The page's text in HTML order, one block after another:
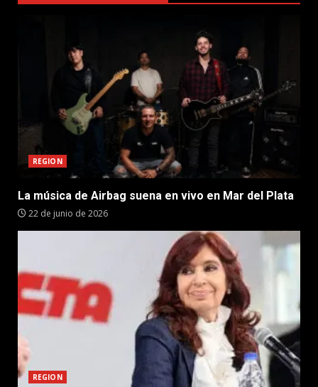
REGION
La música de Airbag suena en vivo en Mar del Plata
22 de junio de 2026
REGION